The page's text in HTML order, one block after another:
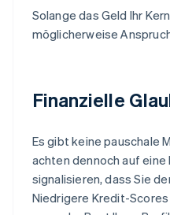
Solange das Geld Ihr
möglicherweise
Finanzielle
Es gibt keine pauschale
achten dennoch auf
signalisieren, dass Sie
Niedrigere Kredit-